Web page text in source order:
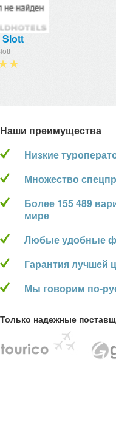
Slott
Наши преимущества
Низкие
Множество
Более 155 489
мире
Любые удобные
Гарантия лучшей
Мы говорим по-
Только надежные